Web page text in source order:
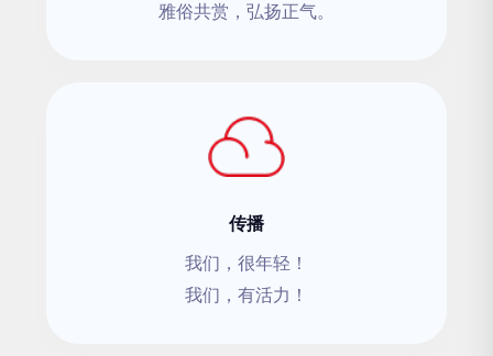
雅俗共赏，弘扬正气。
传播
我们，很年轻！
我们，有活力！